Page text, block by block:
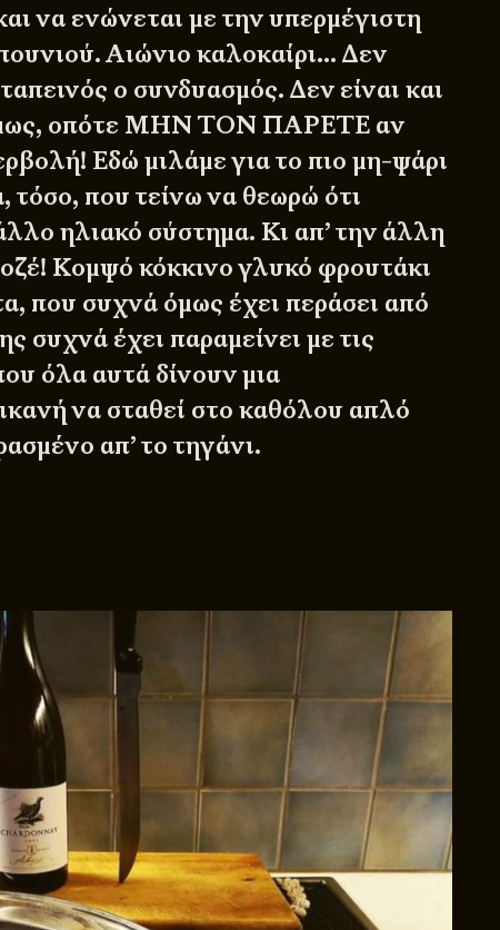
να ενώνεται με την υπερμέγιστη
Αιώνιο καλοκαίρι… Δεν
ο συνδυασμός. Δεν είναι και
οπότε ΜΗΝ ΤΟΝ ΠΑΡΕΤΕ αν
Εδώ μιλάμε για το πιο μη-ψάρι
τόσο, που τείνω να θεωρώ ότι
ηλιακό σύστημα. Κι απ’ την άλλη
Κομψό κόκκινο γλυκό φρουτάκι
που συχνά όμως έχει περάσει από
συχνά έχει παραμείνει με τις
όλα αυτά δίνουν μια
να σταθεί στο καθόλου απλό
απ’ το τηγάνι.